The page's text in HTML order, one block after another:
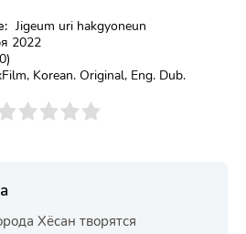
Jigeum uri hakgyoneun
2022
Korean. Original, Eng. Dub.
Хёсан творятся